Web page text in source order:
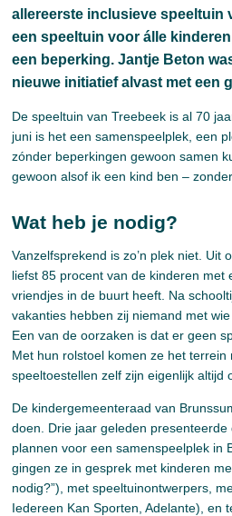
allereerste inclusieve speeltuin
een speeltuin voor álle
een beperking. Jantje Beton
nieuwe initiatief alvast met een
De speeltuin van Treebeek is al 70
juni is het een samenspeelplek, een
zónder beperkingen gewoon samen
gewoon alsof ik een kind ben –
Wat heb je nodig?
Vanzelfsprekend is zo’n plek niet. Uit
liefst 85 procent van de kinderen met
vriendjes in de buurt heeft. Na
vakanties hebben zij niemand met
Een van de oorzaken is dat er geen
Met hun rolstoel komen ze het terrein
speeltoestellen zelf zijn eigenlijk altijd
De kindergemeenteraad van
doen. Drie jaar geleden
plannen voor een samenspeelplek in
gingen ze in gesprek met kinderen
nodig?”), met speeltuinontwerpers,
Iedereen Kan Sporten, Adelante), en